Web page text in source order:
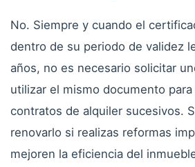
No. Siempre y cuando el
dentro de su periodo de validez
años, no es necesario solicitar
utilizar el mismo documento
contratos de alquiler sucesivos.
renovarlo si realizas reformas
mejoren la eficiencia del